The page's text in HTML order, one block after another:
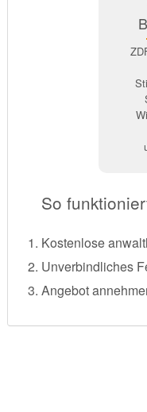
So
Kostenlose
Unverbindliches
Angebot